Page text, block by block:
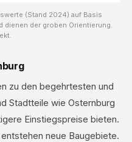
(Stand 2024) auf Basis
dienen der groben Orientierung.
zu den begehrtesten und
Stadtteile wie Osternburg
Einstiegspreise bieten.
neue Baugebiete.